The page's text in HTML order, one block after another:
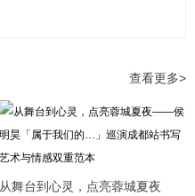
查看更多>
从舞台到心灵，点亮蓉城夏夜